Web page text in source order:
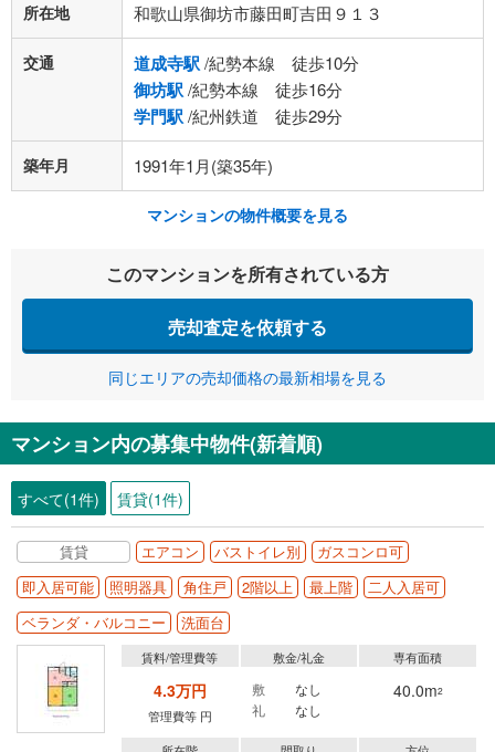
所在地 和歌山県御坊市藤田町吉田９１３
交通 道成寺駅/紀勢本線 徒歩10分
御坊駅/紀勢本線 徒歩16分
学門駅/紀州鉄道 徒歩29分
築年月 1991年1月(築35年)
マンションの物件概要を見る
このマンションを所有されている方
売却査定を依頼する
同じエリアの売却価格の最新相場を見る
マンション内の募集中物件(新着順)
すべて(1件) 賃貸(1件)
賃貸 エアコン バストイレ別
ガスコンロ可
即入居可能
照明器具 角住戸 2階以上 最上階
二人入居可
ベランダ・バルコニー
洗面台
賃料/管理費等
4.3万円
管理費等 円
敷金/礼金
敷
なし
礼
なし
専有面積
40.0m2